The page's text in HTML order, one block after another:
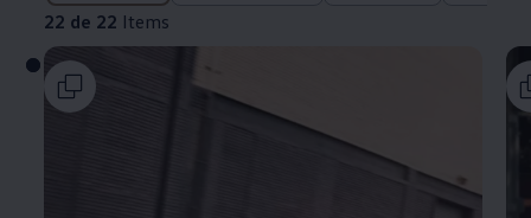
22 de 22 Items